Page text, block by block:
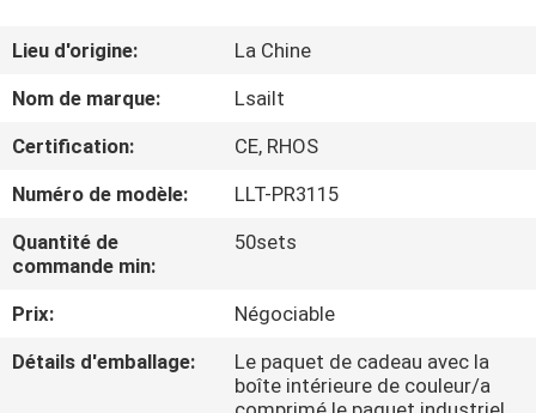
AU
SUJET
NOUS
VISITE
D'USINE
CONTRÔLE
Lieu d'origine:
La Chine
Nom de marque:
Lsailt
Certification:
CE, RHOS
Numéro de modèle:
LLT-PR3115
Quantité de
commande min:
50sets
Prix:
Négociable
Détails d'emballage:
Le paquet de cadeau avec la
boîte intérieure de couleur/a